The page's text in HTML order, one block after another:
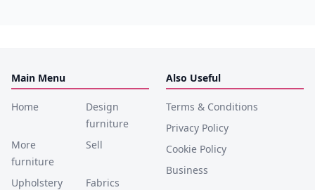
Main Menu
Home
Design
furniture
More
furniture
Sell
Upholstery
Fabrics
Also Useful
Terms & Conditions
Privacy Policy
Cookie Policy
Business